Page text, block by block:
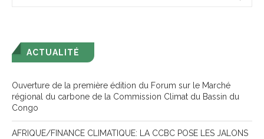
ACTUALITÉ
Ouverture de la première édition du Forum sur le Marché
régional du carbone de la Commission Climat du Bassin du
Congo
AFRIQUE/FINANCE CLIMATIQUE: LA CCBC POSE LES JALONS